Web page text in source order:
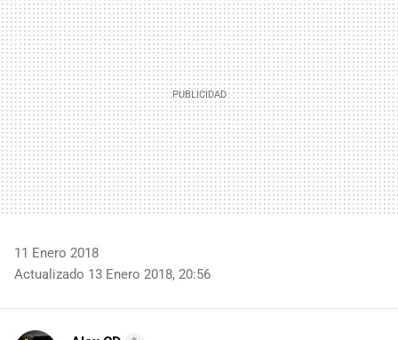
11 Enero 2018
Actualizado 13 Enero 2018, 20:56